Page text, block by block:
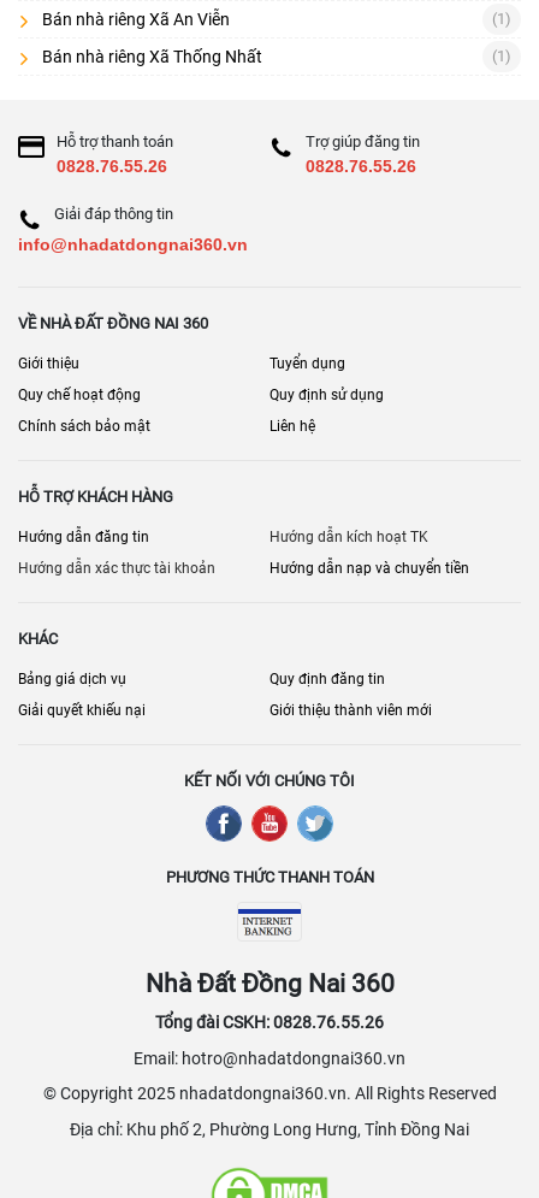
Hàng xóm, an ninh, ngập nước
Điều khoản cọc: thời gian công chứng, phạt cọc, hoàn cọc.
Nai ] • [Bán nhà mặt phố Đồng Nai ]
Bán nhà riêng Xã An Viễn (1)
Bán nhà riêng Xã Thống Nhất (1)
Hỗ trợ thanh toán
0828.76.55.26
Trợ giúp đăng tin
0828.76.55.26
Giải đáp thông tin
info@nhadatdongnai360.vn
VỀ NHÀ ĐẤT ĐỒNG NAI 360
Giới thiệu
Tuyển dụng
Quy chế hoạt động
Quy định sử dụng
Chính sách bảo mật
Liên hệ
HỖ TRỢ KHÁCH HÀNG
Hướng dẫn đăng tin
Hướng dẫn kích hoạt TK
Hướng dẫn xác thực tài khoản
Hướng dẫn nạp và chuyển tiền
KHÁC
Bảng giá dịch vụ
Quy định đăng tin
Giải quyết khiếu nại
Giới thiệu thành viên mới
KẾT NỐI VỚI CHÚNG TÔI
PHƯƠNG THỨC THANH TOÁN
Nhà Đất Đồng Nai 360
Tổng đài CSKH: 0828.76.55.26
Email: hotro@nhadatdongnai360.vn
© Copyright 2025 nhadatdongnai360.vn. All Rights Reserved
Địa chỉ: Khu phố 2, Phường Long Hưng, Tỉnh Đồng Nai